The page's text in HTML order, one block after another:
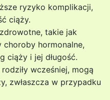
ryzyko komplikacji,
ciąży.
takie jak
choroby hormonalne,
ciąży i jej długość.
wcześniej, mogą
zwłaszcza w przypadku